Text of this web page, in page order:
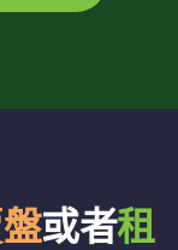
或者租